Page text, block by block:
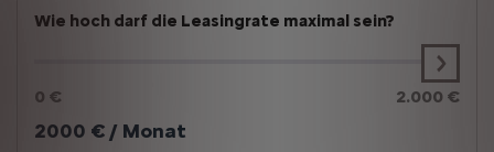
Wie hoch darf die Leasingrate maximal sein?
0 € 2.000 €
2000 € / Monat